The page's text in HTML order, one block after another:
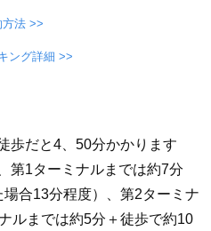
方法 >>
ング詳細 >>
歩だと4、50分かかります
第1ターミナルまでは約7分
場合13分程度）、第2ターミナ
ルまでは約5分＋徒歩で約10